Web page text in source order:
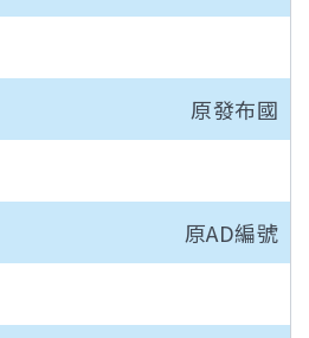
原發布國
原AD編號